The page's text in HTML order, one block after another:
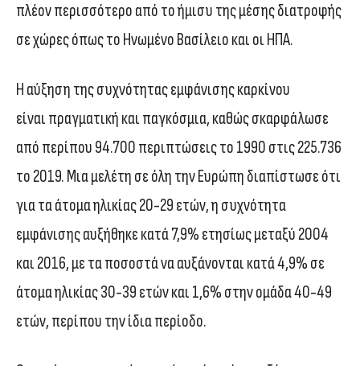
πλέον περισσότερο από το ήμισυ της μέσης διατροφής
σε χώρες όπως το Ηνωμένο Βασίλειο και οι ΗΠΑ.
Η αύξηση της συχνότητας εμφάνισης καρκίνου
είναι πραγματική και παγκόσμια, καθώς σκαρφάλωσε
από περίπου 94.700 περιπτώσεις το 1990 στις 225.736
το 2019. Μια μελέτη σε όλη την Ευρώπη διαπίστωσε ότι
για τα άτομα ηλικίας 20-29 ετών, η συχνότητα
εμφάνισης αυξήθηκε κατά 7,9% ετησίως μεταξύ 2004
και 2016, με τα ποσοστά να αυξάνονται κατά 4,9% σε
άτομα ηλικίας 30-39 ετών και 1,6% στην ομάδα 40-49
ετών, περίπου την ίδια περίοδο.